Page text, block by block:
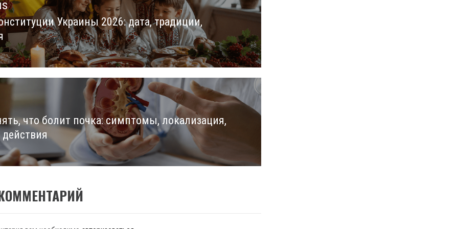
Украины 2026: дата, традиции,
что болит почка: симптомы, локализация,